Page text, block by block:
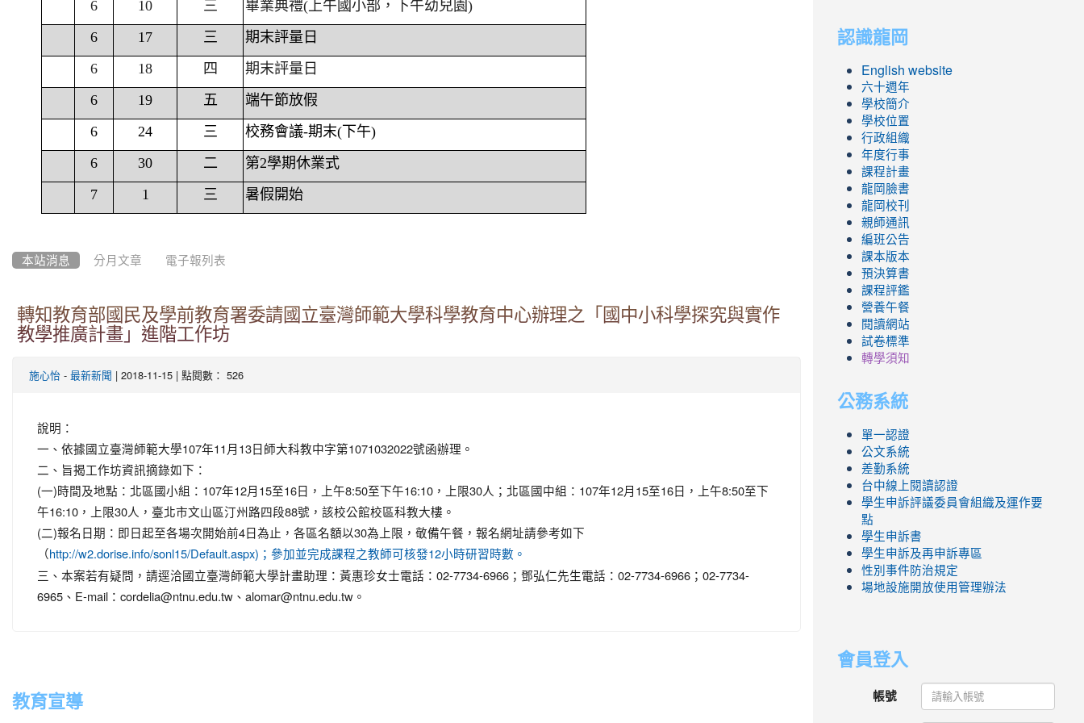
6 10 三
畢業典禮(上午國小部，下午幼兒園)
6
17 三
期末評量日
6
18 四
期末評量日
6
19 五
端午節放假
6
24 三
校務會議-期末(下午)
6
30 二
第2學期休業式
7
1 三 暑假開始
本站消息 分月文章 電子報列表
轉知教育部國民及學前教育署委請國立臺灣師範大學科學教育中心辦理之「國中小科學探究與實作
教學推廣計畫」進階工作坊
施心怡 - 最新新聞 | 2018-11-15 | 點閱數： 526
說明：
一、依據國立臺灣師範大學107年11月13日師大科教中字第1071032022號函辦理。
二、旨揭工作坊資訊摘錄如下：
(一)時間及地點：北區國小組：107年12月15至16日，上午8:50至下午16:10，上限30人；北區國中組：107年12月15至16日，上午8:50至下
午16:10，上限30人，臺北市文山區汀州路四段88號，該校公館校區科教大樓。
(二)報名日期：即日起至各場次開始前4日為止，各區名額以30為上限，敬備午餐，報名網址請參考如下
（ http://w2.dorise.info/sonl15/Default.aspx)；參加並完成課程之教師可核發12小時研習時數。
三、本案若有疑問，請逕洽國立臺灣師範大學計畫助理：黃惠珍女士電話：02-7734-6966；鄧弘仁先生電話：02-7734-6966；02-7734-
6965、E-mail：cordelia@ntnu.edu.tw、alomar@ntnu.edu.tw。
教育宣導
認識龍岡
English website
六十週年
學校簡介
學校位置
行政組織
年度行事
課程計畫
龍岡臉書
龍岡校刊
親師通訊
編班公告
課本版本
預決算書
課程評鑑
營養午餐
閱讀網站
試卷標準
轉學須知
公務系統
單一認證
公文系統
差勤系統
台中線上閱讀認證
學生申訴評議委員會組織及運作要
點
學生申訴書
學生申訴及再申訴專區
性別事件防治規定
場地設施開放使用管理辦法
會員登入
帳號